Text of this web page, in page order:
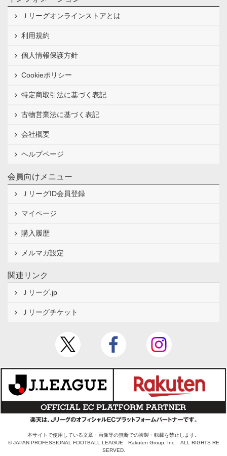
Ｊリーグオンラインストアとは
利用規約
個人情報保護方針
Cookieポリシー
特定商取引法に基づく表記
古物営業法に基づく表記
会社概要
ヘルプページ
会員向けメニュー
ＪリーグID会員登録
マイページ
購入履歴
メルマガ設定
関連リンク
Ｊリーグ.jp
Ｊリーグチケット
本サイトで使用している文章・画像等の無断での複製・転載を禁止します。
© JAPAN PROFESSIONAL FOOTBALL LEAGUE Rakuten Group, Inc. ALL RIGHTS RE
SERVED.